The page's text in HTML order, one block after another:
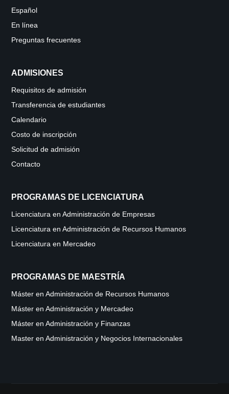
Español
En línea
Preguntas frecuentes
ADMISIONES
Requisitos de admisión
Transferencia de estudiantes
Calendario
Costo de inscripción
Solicitud de admisión
Contacto
PROGRAMAS DE LICENCIATURA
Licenciatura en Administración de Empresas
Licenciatura en Administración de Recursos Humanos
Licenciatura en Mercadeo
PROGRAMAS DE MAESTRÍA
Máster en Administración de Recursos Humanos
Máster en Administración y Mercadeo
Máster en Administración y Finanzas
Master en Administración y Negocios Internacionales